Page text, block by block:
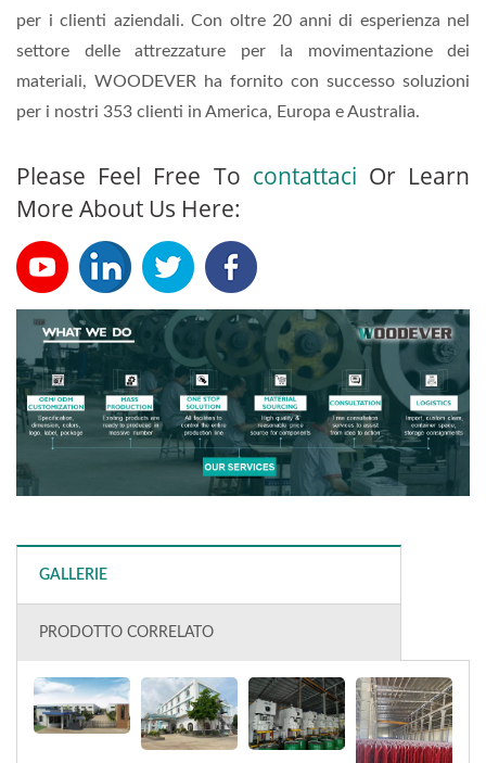
per i clienti aziendali. Con oltre 20 anni di esperienza nel
settore delle attrezzature per la movimentazione dei
materiali, WOODEVER ha fornito con successo soluzioni
per i nostri 353 clienti in America, Europa e Australia.
Please Feel Free To contattaci Or Learn
More About Us Here:
GALLERIE
PRODOTTO CORRELATO